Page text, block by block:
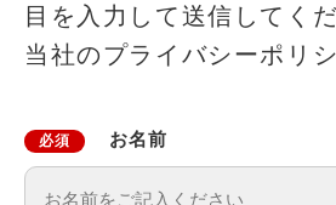
目を入力して送信してくだ
当社のプライバシーポリ
必須 お名前